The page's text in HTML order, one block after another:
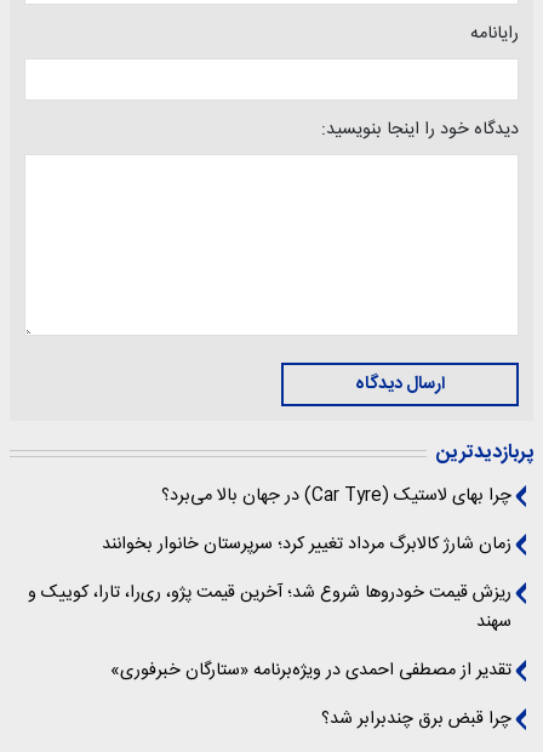
رایانامه
دیدگاه خود را اینجا بنویسید:
ارسال دیدگاه
پربازدیدترین
چرا بهای لاستیک (Car Tyre) در جهان بالا می‌برد؟
زمان شارژ کالابرگ مرداد تغییر کرد؛ سرپرستان خانوار بخوانند
ریزش قیمت خودروها شروع شد؛ آخرین قیمت پژو، ری‌را، تارا، کوییک و
سهند
تقدیر از مصطفی احمدی در ویژه‌برنامه «ستارگان خبرفوری»
چرا قبض برق چندبرابر شد؟